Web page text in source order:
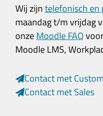
Wij zijntelefonisch en
maandag t/m vrijdag
onzeMoodle FAQ
Moodle LMS,
Contact met
Contact met Sales